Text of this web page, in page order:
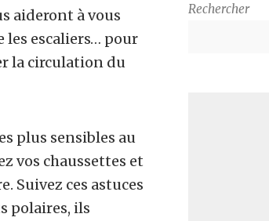
aideront à vous
les escaliers… pour
la circulation du
plus sensibles au
vos chaussettes et
Suivez ces astuces
polaires, ils
Rechercher